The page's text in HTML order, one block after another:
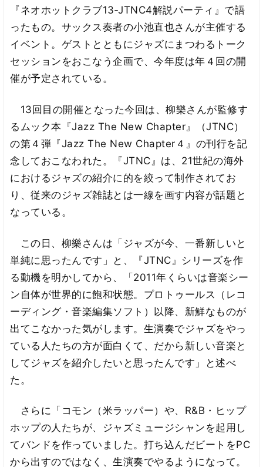
『ネオホットクラブ13‐JTNC4解説パーティ』で語
ったもの。サックス奏者の小池直也さんが主催する
イベント。ゲストとともにジャズにまつわるトーク
セッションをおこなう企画で、今年度は年４回の開
催が予定されている。
13回目の開催となった今回は、柳樂さんが監修す
るムック本『Jazz The New Chapter』（JTNC）
の第４弾『Jazz The New Chapter４』の刊行を記
念しておこなわれた。『JTNC』は、21世紀の海外
におけるジャズの紹介に的を絞って制作されてお
り、従来のジャズ雑誌とは一線を画す内容が話題と
なっている。
この日、柳樂さんは「ジャズが今、一番新しいと
単純に思ったんです」と、『JTNC』シリーズを作
る動機を明かしてから、「2011年くらいは音楽シー
ン自体が世界的に飽和状態。プロトゥールス（レコ
ーディング・音楽編集ソフト）以降、新鮮なものが
出てこなかった気がします。生演奏でジャズをやっ
ている人たちの方が面白くて、だから新しい音楽と
してジャズを紹介したいと思ったんです」と述べ
た。
さらに「コモン（米ラッパー）や、R&B・ヒップ
ホップの人たちが、ジャズミュージシャンを起用し
てバンドを作っていました。打ち込んだビートをPC
から出すのではなく、生演奏でやるようになって。